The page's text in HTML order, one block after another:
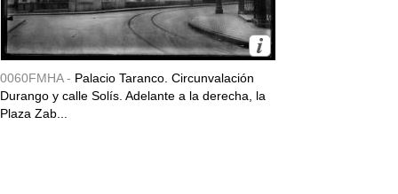
0060FMHA - Palacio Taranco. Circunvalación
Durango y calle Solís. Adelante a la derecha, la
Plaza Zab...